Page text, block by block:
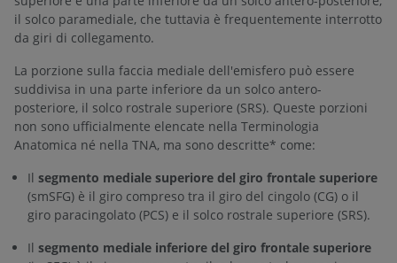
il solco paramediale, che tuttavia è frequentemente interrotto
da giri di collegamento.
La porzione sulla faccia mediale dell'emisfero può essere
suddivisa in una parte inferiore da un solco antero-
posteriore, il solco rostrale superiore (SRS). Queste porzioni
non sono ufficialmente elencate nella Terminologia
Anatomica né nella TNA, ma sono descritte* come:
Il segmento mediale superiore del giro frontale superiore
(smSFG) è il giro compreso tra il giro del cingolo (CG) o il
giro paracingolato (PCS) e il solco rostrale superiore (SRS).
Il segmento mediale inferiore del giro frontale superiore